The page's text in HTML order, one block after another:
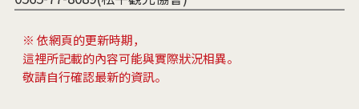
※ 依網頁的更新時期，
這裡所記載的內容可能與實際狀況相異。
敬請自行確認最新的資訊。